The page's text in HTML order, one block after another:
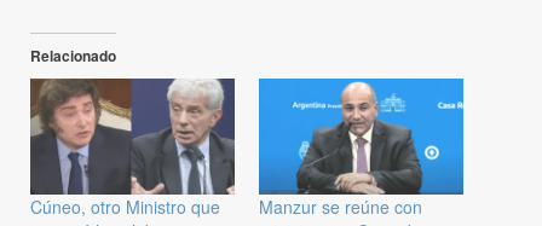
Relacionado
Cúneo, otro Ministro que
Manzur se reúne con